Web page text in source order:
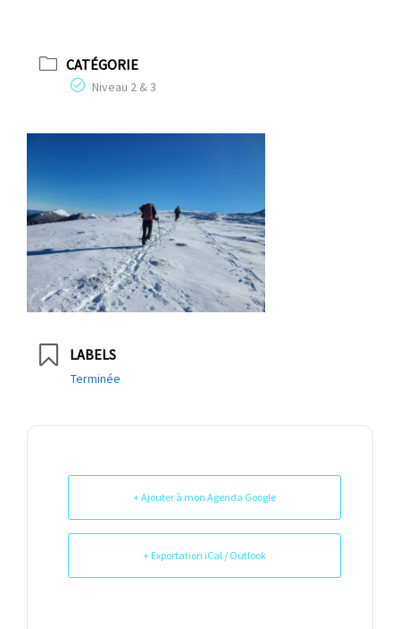
CATÉGORIE
Niveau 2 & 3
LABELS
Terminée
+ Ajouter à mon Agenda Google
+ Exportation iCal / Outlook